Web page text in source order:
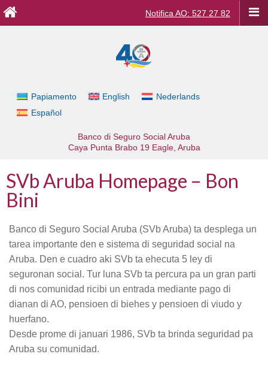
Notifica AO: 527 27 82
Papiamento English
Nederlands
Español
Banco di Seguro Social Aruba
Caya Punta Brabo 19 Eagle, Aruba
SVb Aruba Homepage – Bon
Bini
Banco di Seguro Social Aruba (SVb Aruba) ta desplega un
tarea importante den e sistema di seguridad social na
Aruba. Den e cuadro aki SVb ta ehecuta 5 ley di
seguronan social. Tur luna SVb ta percura pa un gran parti
di nos comunidad ricibi un entrada mediante pago di
dianan di AO, pensioen di biehes y pensioen di viudo y
huerfano.
Desde prome di januari 1986, SVb ta brinda seguridad pa
Aruba su comunidad.